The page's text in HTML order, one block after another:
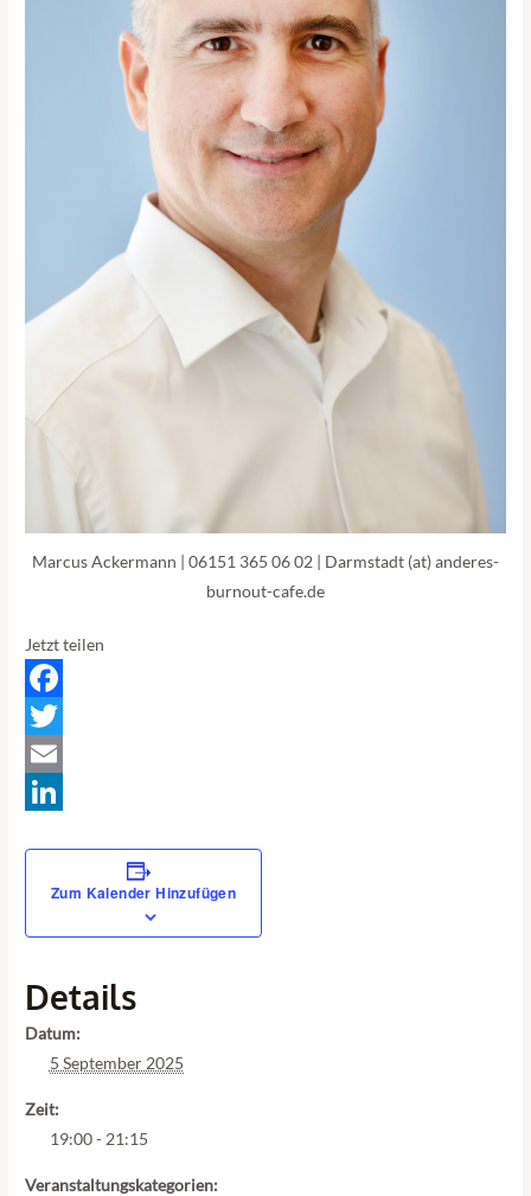
Marcus Ackermann | 06151 365 06 02 | Darmstadt (at) anderes-
burnout-cafe.de
Jetzt teilen
Facebook
Twitter
Email
Zum Kalender Hinzufügen
Details
Datum:
5 September 2025
Zeit:
19:00 - 21:15
Veranstaltungskategorien: